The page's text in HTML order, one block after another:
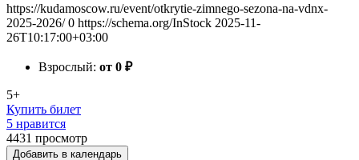
https://kudamoscow.ru/event/otkrytie-zimnego-sezona-na-vdnx-
2025-2026/ 0 https://schema.org/InStock 2025-11-
26T10:17:00+03:00
Взрослый: от 0 ₽
5+
Купить билет
5 нравится
4431 просмотр
Добавить в календарь